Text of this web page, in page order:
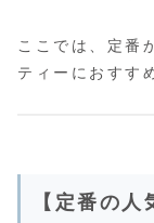
ここでは、定番
ティーにおすす
【定番の人